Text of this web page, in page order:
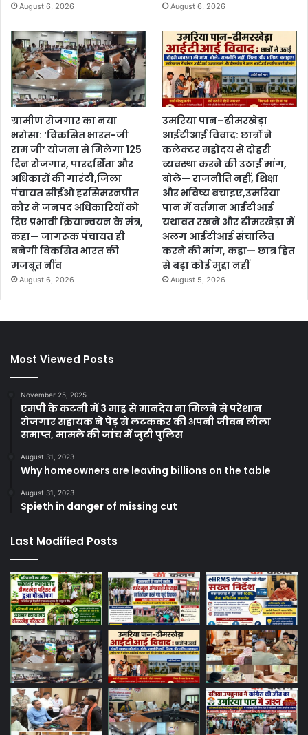
August 6, 2026 August 6, 2026
ग्रामीण रोजगार का नया
भरोसा: ‘विकसित भारत-जी
राम जी’ योजना से मिलेगा 125
दिन रोजगार, पारदर्शिता और
अधिकारों की गारंटी,जिला
पंचायत सीईओ हरसिमरनप्रीत
कौर ने जनपद अधिकारियों को
दिए प्रभावी क्रियान्वयन के मंत्र,
कहा— जागरूक पंचायत ही
बनेगी विकसित भारत की
मजबूत नींव
August 6, 2026
उमरिया पान–ढीमरखेड़ा
आईटीआई विवाद: छात्रों ने
कलेक्टर महोदय से दोहरी
व्यवस्था करने की उठाई मांग,
बोले— राजनीति नहीं, शिक्षा
और भविष्य बचाइए,उमरिया
पान में वर्तमान आईटीआई
यथावत रखने और ढीमरखेड़ा में
अलग आईटीआई संचालित
करने की मांग, कहा— छात्र हित
से बड़ा कोई मुद्दा नहीं
August 5, 2026
Most Viewed Posts
November 25, 2025
एमपी के कटनी में 3 माह से मानदेय ना मिलने से परेशान
रोजगार सहायक ने पेड़ से लटककर की अपनी जीवन लीला
समाप्त, मामले की जांच में जुटी पुलिस
August 31, 2023
Why homeowners are leaving billions on the table
August 31, 2023
Spieth in danger of missing cut
Last Modified Posts